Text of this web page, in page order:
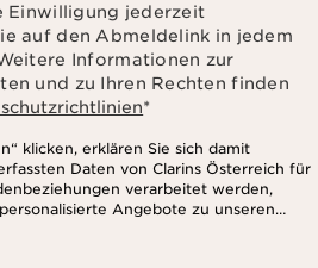
Einwilligung jederzeit
auf den Abmeldelink in jedem
Informationen zur
und zu Ihren Rechten finden
*
klicken, erklären Sie sich damit
Daten von Clarins Österreich für
verarbeitet werden,
Angebote zu unseren
entsprechend Ihrem